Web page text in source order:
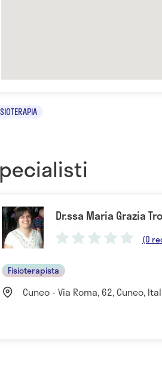
Dr.ssa Maria Grazia
(0
Fisioterapista
Cuneo - Via Roma, 62, Cuneo,